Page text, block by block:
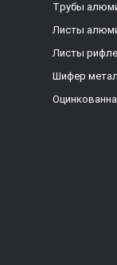
Трубы
Листы
Листы
Шифер